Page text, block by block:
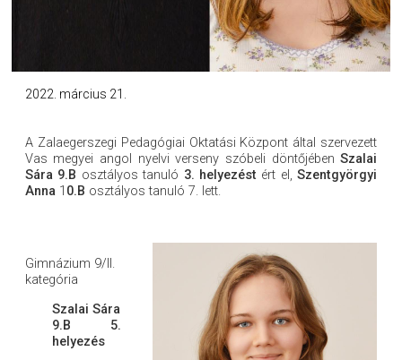
A Zalaegerszegi Pedagógiai Oktatási Központ által szervezett
Vas megyei angol nyelvi verseny szóbeli döntőjébenSzalai
Sára 9.B osztályos tanuló 3. helyezést ért el,Szentgyörgyi
Anna 1 0.B osztályos tanuló 7. lett.
Gimnázium 9/II.
kategória
Szalai Sára
9.B 5.
helyezés
2022. március 21.